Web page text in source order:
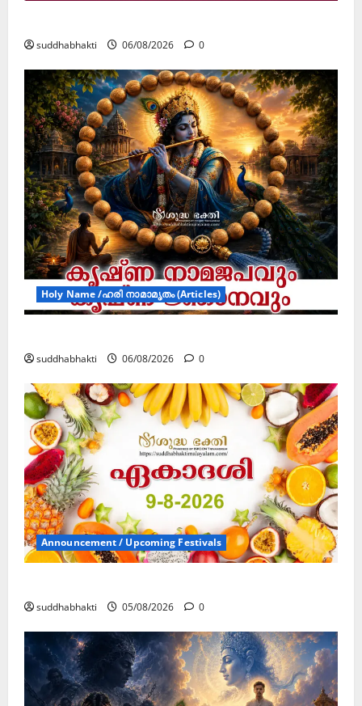
suddhabhakti 06/08/2026 0
Holy Name /ഹരി നാമാമൃതം (Articles)
suddhabhakti 06/08/2026 0
Announcement / Upcoming Festivals
suddhabhakti 05/08/2026 0